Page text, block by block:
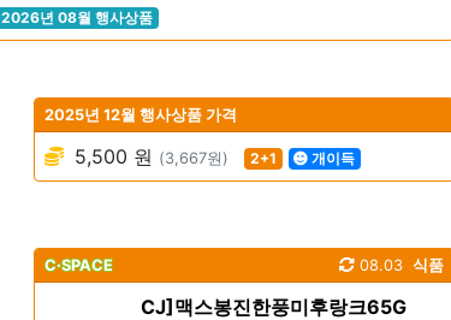
2026년 08월 행사상품
2025년 12월 행사상품 가격
5,500 원 (3,667원) 2+1 개이득
C·SPACE 식품
08.03
CJ]맥스봉진한풍미후랑크65G